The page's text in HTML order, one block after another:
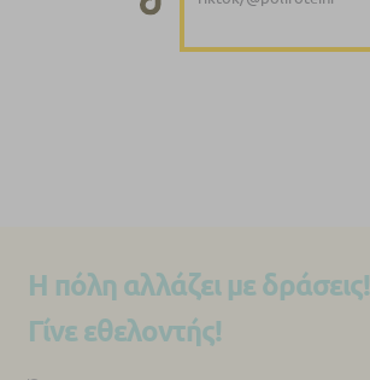
Η πόλη αλλάζει με δράσεις!
Γίνε εθελοντής!